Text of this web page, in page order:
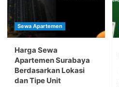
Sewa Apartemen
Harga Sewa
Apartemen Surabaya
Berdasarkan Lokasi
dan Tipe Unit